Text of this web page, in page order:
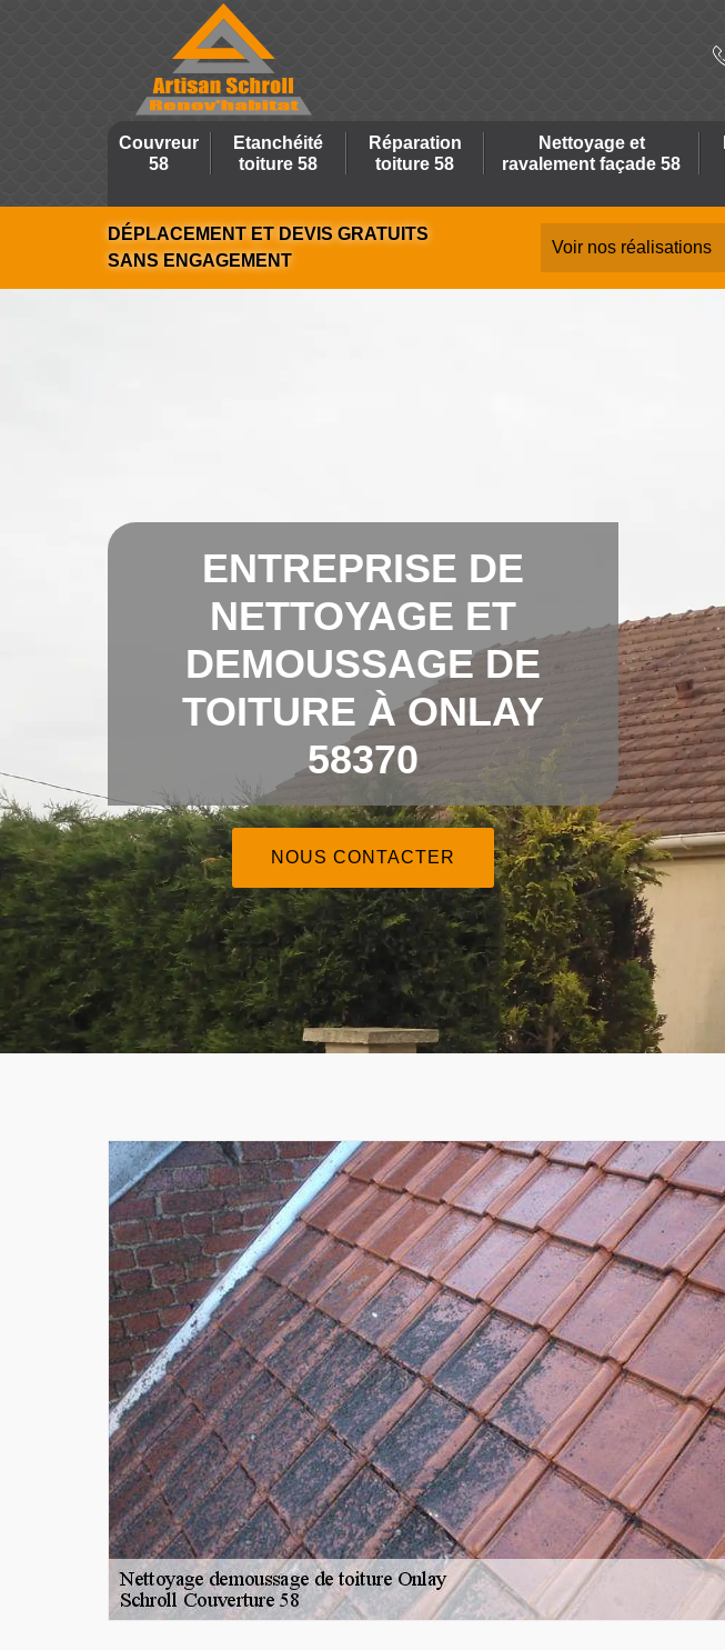
Couvreur
58
Etanchéité
toiture 58
Réparation
toiture 58
Nettoyage et
ravalement façade 58
DÉPLACEMENT ET DEVIS GRATUITS
SANS ENGAGEMENT
Voir nos réalisations
ENTREPRISE DE
NETTOYAGE ET
DEMOUSSAGE DE
TOITURE À ONLAY
58370
NOUS CONTACTER